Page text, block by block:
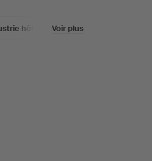
hôtelière Concerts et
Voir plus